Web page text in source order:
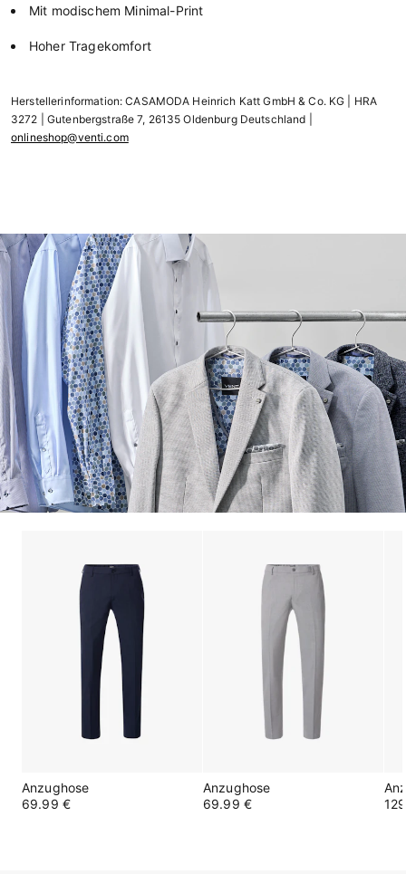
Mit modischem Minimal-Print
Hoher Tragekomfort
Herstellerinformation: CASAMODA Heinrich Katt GmbH & Co. KG | HRA
3272 | Gutenbergstraße 7, 26135 Oldenburg Deutschland |
onlineshop@venti.com
Anzughose
69.99 €
Anzughose
69.99 €